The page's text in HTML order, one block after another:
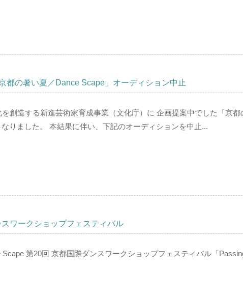
都の暑い夏／Dance Scape」オーディション中止
創造する新進芸術家育成事業（文化庁）に 企画提案中でした「京
りました。 本結果に伴い、下記のオーディションを中止...
ワークショップフェスティバル
第20回 京都国際ダンスワークショップフェスティバル「